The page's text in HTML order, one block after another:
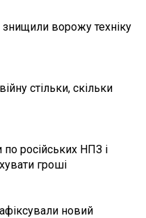
ворожу техніку
стільки, скільки
по російських НПЗ і
гроші
новий